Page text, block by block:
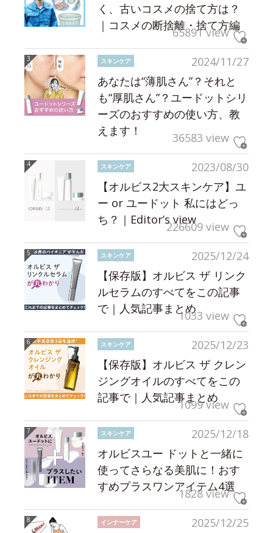
く、古いコスメの捨て方は？
｜コスメの断捨離・捨て方編
65891 view
2024/11/27
スキンケア
あなたは“薄肌さん”？それと
も“厚肌さん”？ユードットシリ
ーズのおすすめの使い方、教
えます！
36583 view
2023/08/30
スキンケア
【オルビス2大スキンケア】ユ
ー or ユードット 私にはどっ
ち？｜Editor’s view226609 view
2025/12/24
スキンケア
【保存版】オルビス ザ リンク
ルセラムのすべてをこの記事
で｜人気記事まとめ1033 view
2025/12/23
スキンケア
【保存版】オルビス ザ クレン
ジングオイルのすべてをこの
記事で｜人気記事まとめ
1099 view
2025/12/18
スキンケア
オルビスユー ドットと一緒に
使ってさらなる美肌に！おす
すめプラスワンアイテム4選
1828 view
2025/12/25
インナーケア